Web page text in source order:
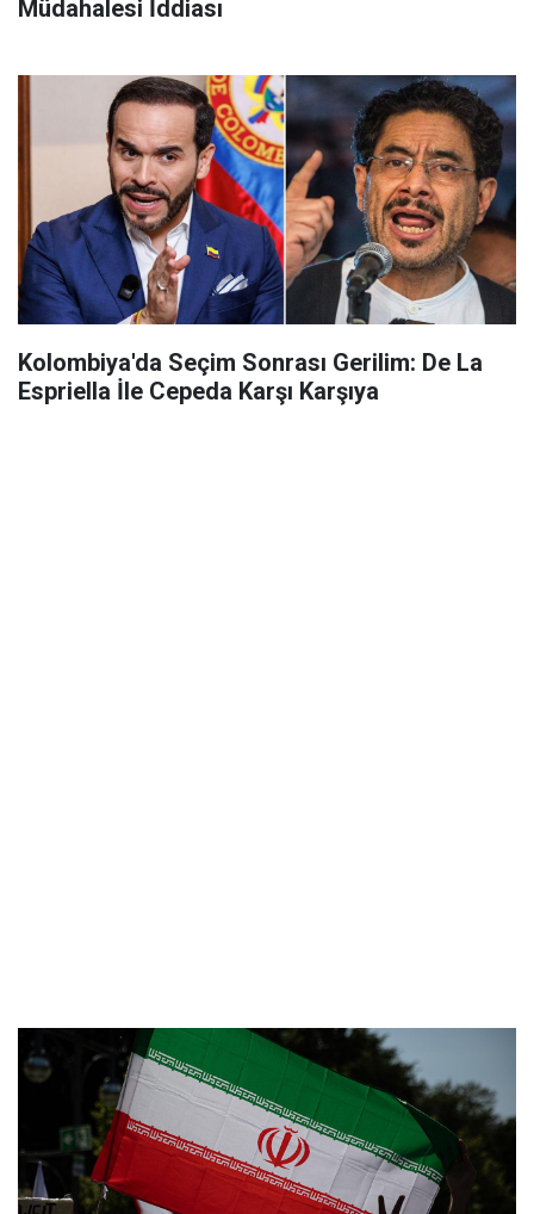
Müdahalesi İddiası
Kolombiya'da Seçim Sonrası Gerilim: De La
Espriella İle Cepeda Karşı Karşıya